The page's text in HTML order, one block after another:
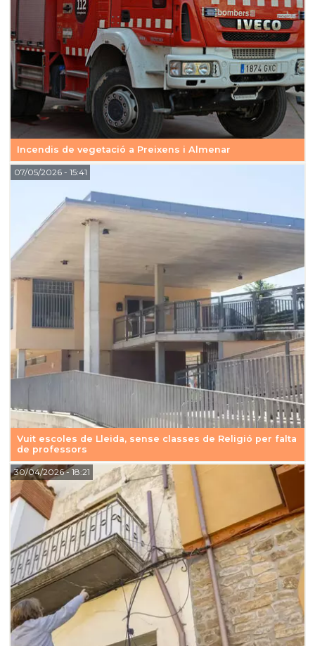
Incendis de vegetació a Preixens i Almenar
Vuit escoles de Lleida, sense classes de Religió per falta
de professors
07/05/2026- 15:41
30/04/2026- 18:21